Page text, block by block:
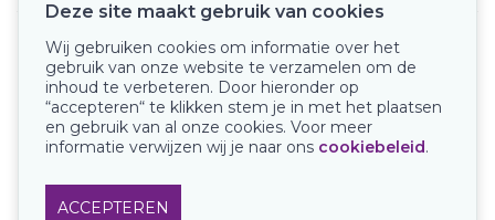
Onze keurmerken
Deze site maakt gebruik van cookies
Wij gebruiken cookies om informatie over het
gebruik van onze website te verzamelen om de
inhoud te verbeteren. Door hieronder op
“accepteren“ te klikken stem je in met het plaatsen
en gebruik van al onze cookies. Voor meer
informatie verwijzen wij je naar ons cookiebeleid.
ACCEPTEREN